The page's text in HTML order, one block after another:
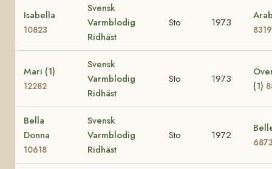
Isabella
10823
Svensk
Varmblodig
Ridhäst
Sto 1973
8319
Mari (1)
12282
Svensk
Varmblodig
Ridhäst
Sto 1973
(1)
Bella
Donna
10618
Svensk
Varmblodig
Ridhäst
Sto 1972